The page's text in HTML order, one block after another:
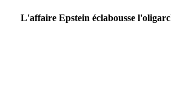
L'affaire Epstein éclabousse